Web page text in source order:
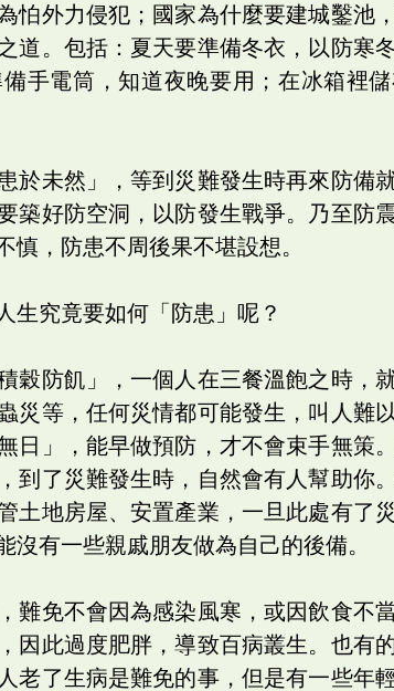
怕外力侵犯；國家為什麼要建城鑿池
道。包括：夏天要準備冬衣，以防寒
手電筒，知道夜晚要用；在冰箱裡
於未然」，等到災難發生時再來防備
築好防空洞，以防發生戰爭。乃至防
慎，防患不周後果不堪設想。
生究竟要如何「防患」呢？
穀防飢」，一個人在三餐溫飽之時，
災等，任何災情都可能發生，叫人難
日」，能早做預防，才不會束手無策
到了災難發生時，自然會有人幫助你
土地房屋、安置產業，一旦此處有了
沒有一些親戚朋友做為自己的後備。
難免不會因為感染風寒，或因飲食不
因此過度肥胖，導致百病叢生。也有
老了生病是難免的事，但是有一些年